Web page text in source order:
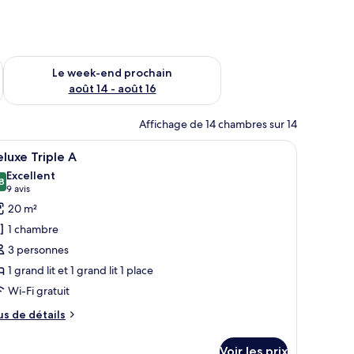
août 7 - août 9
Le week-end prochain
août 14 - août 16
Vérifier la disponibilité pour le week-end prochain août 14 -
Affichage de 14 chambres sur 14
de lit blanc, un mur rose, un miroir de salle de bain et un appareil de
:
Une chambre d’hôtel avec un lit simple, un
12 Triple A
sur 10
Excellent
9 avis
(9 avis)
20 m²
1 chambre
3 personnes
1 grand lit et 1 grand lit 1 place
Wi-Fi gratuit
de détails